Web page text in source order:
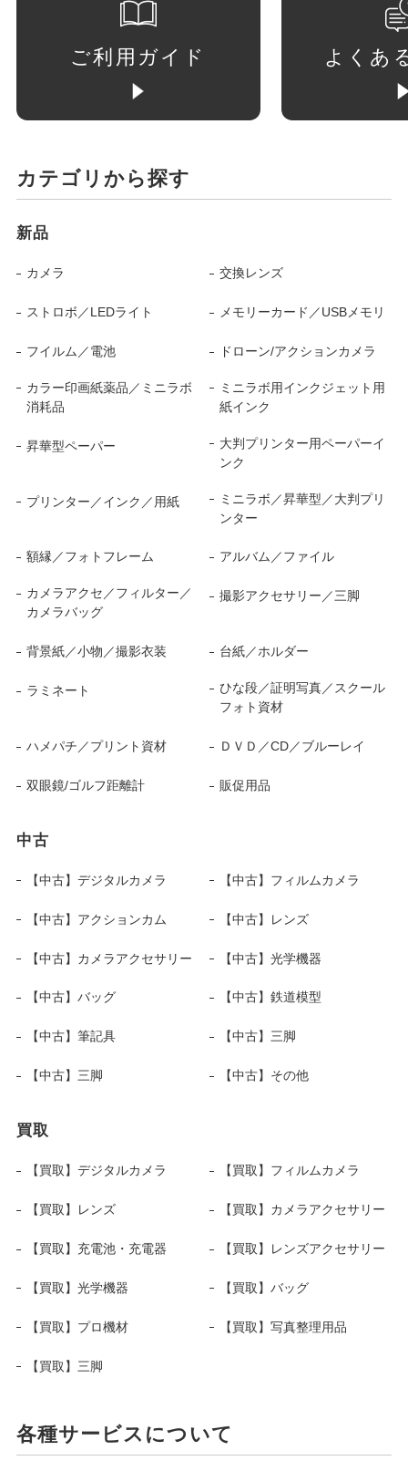
ご利用ガイド よくあ
カテゴリから探す
新品
カメラ 交換レンズ
ストロボ／LEDライト メモリーカード／USBメモリ
フイルム／電池 ドローン/アクションカメラ
カラー印画紙薬品／ミニラボ
消耗品
ミニラボ用インクジェット用
紙インク
昇華型ペーパー
大判プリンター用ペーパーイ
ンク
プリンター／インク／用紙
ミニラボ／昇華型／大判プリ
ンター
額縁／フォトフレーム アルバム／ファイル
カメラアクセ／フィルター／
カメラバッグ
撮影アクセサリー／三脚
背景紙／小物／撮影衣装 台紙／ホルダー
ラミネート
ひな段／証明写真／スクール
フォト資材
ハメパチ／プリント資材 ＤＶＤ／CD／ブルーレイ
双眼鏡/ゴルフ距離計 販促用品
中古
【中古】デジタルカメラ 【中古】フィルムカメラ
【中古】アクションカム 【中古】レンズ
【中古】カメラアクセサリー 【中古】光学機器
【中古】バッグ 【中古】鉄道模型
【中古】筆記具 【中古】三脚
【中古】三脚 【中古】その他
買取
【買取】デジタルカメラ 【買取】フィルムカメラ
【買取】レンズ 【買取】カメラアクセサリー
【買取】充電池・充電器 【買取】レンズアクセサリー
【買取】光学機器 【買取】バッグ
【買取】プロ機材 【買取】写真整理用品
【買取】三脚
各種サービスについて